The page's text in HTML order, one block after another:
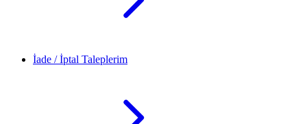
İade / İptal Taleplerim